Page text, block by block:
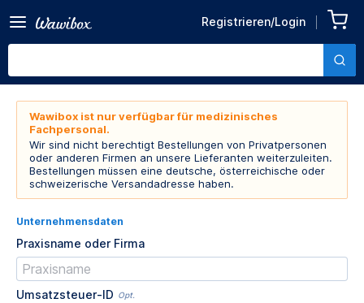
Registrieren/Login
Wawibox ist nur verfügbar für medizinisches
Fachpersonal.
Wir sind nicht berechtigt Bestellungen von Privatpersonen
oder anderen Firmen an unsere Lieferanten weiterzuleiten.
Bestellungen müssen eine deutsche, österreichische oder
schweizerische Versandadresse haben.
Unternehmensdaten
Praxisname oder Firma
Umsatzsteuer-ID Opt.